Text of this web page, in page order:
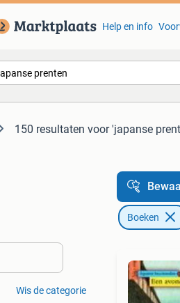
Help en info
150 resultaten voor 'japanse
Wis de categorie
Boeken